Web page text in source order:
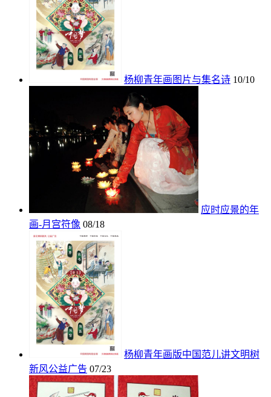
杨柳青年画图片与集名诗 10/10
应时应景的年
画-月宫符像 08/18
杨柳青年画版中国范儿讲文明树
新风公益广告 07/23